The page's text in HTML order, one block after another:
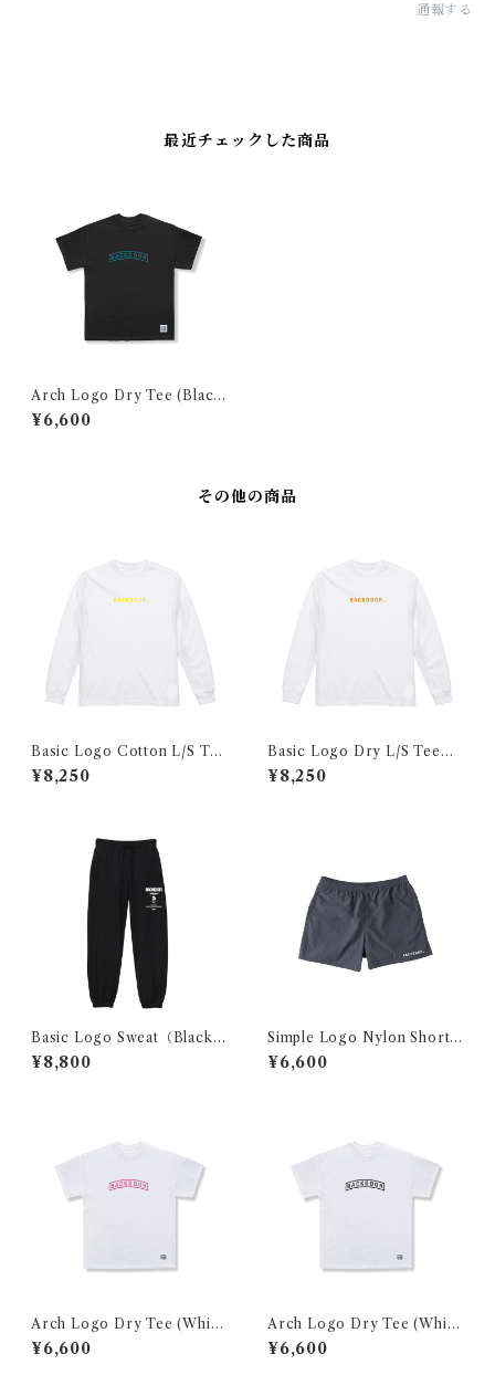
通報する
最近チェックした商品
Arch Logo Dry Tee (Black
×EMERALD GREEN)
¥6,600
その他の商品
Basic Logo Cotton L/S Tee
（White×Yellow）
¥8,250
Basic Logo Dry L/S Tee
（White×Orange）
¥8,250
Basic Logo Sweat（Black×
White）
¥8,800
Simple Logo Nylon Shorts
（Black）
¥6,600
Arch Logo Dry Tee (White
×PINK)
¥6,600
Arch Logo Dry Tee (White
×Black)
¥6,600